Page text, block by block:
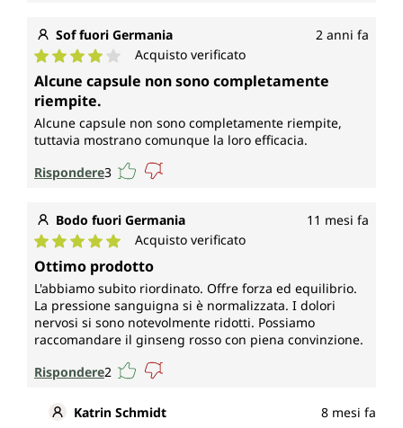
Sof fuori Germania 2 anni fa
Valutazione media di 4 su 5 stelle
Acquisto verificato
Alcune capsule non sono completamente
riempite.
Alcune capsule non sono completamente riempite,
tuttavia mostrano comunque la loro efficacia.
Rispondere3
Bodo fuori Germania 11 mesi fa
Valutazione media di 5 su 5 stelle
Acquisto verificato
Ottimo prodotto
L'abbiamo subito riordinato. Offre forza ed equilibrio.
La pressione sanguigna si è normalizzata. I dolori
nervosi si sono notevolmente ridotti. Possiamo
raccomandare il ginseng rosso con piena convinzione.
Rispondere2
Katrin Schmidt
8 mesi fa